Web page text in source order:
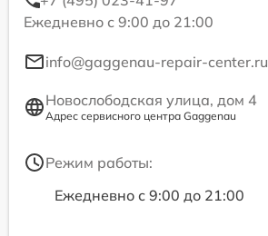
Ежедневно с 9:00 до 21:00
info@gaggenau-repair-center.ru
Новослободская улица, дом 4
Адрес сервисного центра Gaggenau
Режим работы:
Ежедневно с 9:00 до 21:00